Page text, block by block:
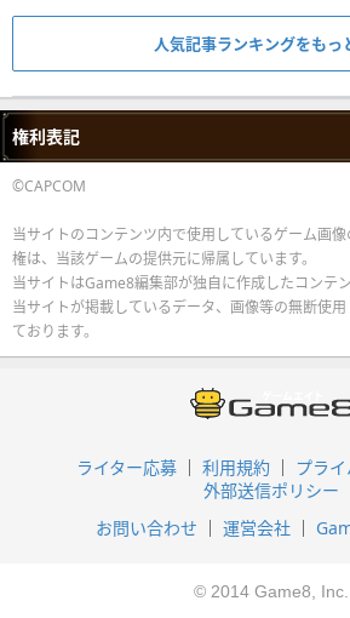
人気記事ランキングをもっ
権利表記
©CAPCOM
当サイトのコンテンツ内で使用しているゲーム画
権は、当該ゲームの提供元に帰属しています。
当サイトはGame8編集部が独自に作成したコンテ
当サイトが掲載しているデータ、画像等の無断使
ております。
ライター応募 利用規約
プラ
外部送信ポリシー
お問い合わせ
運営会社
© 2014 Game8, Inc.